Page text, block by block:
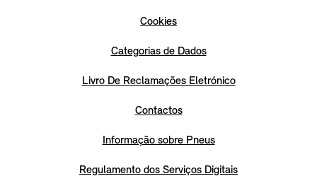
Cookies
Categorias de Dados
Livro De Reclamações Eletrónico
Contactos
Informação sobre Pneus
Regulamento dos Serviços Digitais